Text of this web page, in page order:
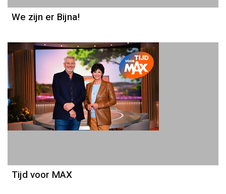
We zijn er Bijna!
Tijd voor MAX